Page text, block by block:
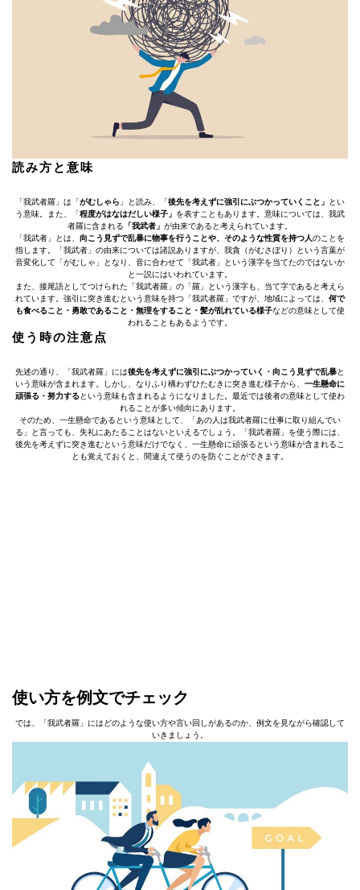
読み⽅と意味
「我武者羅」は「がむしゃら 」と読み、「後先を考えずに強引にぶつかっていくこと」
とい
う意味。また、「程度がはなはだしい様子」 を表すこともあります。意味については、我武
者羅に含まれる 「我武者」 が由来であると考えられています。
「我武者」とは、 向こう見ずで乱暴に物事を行うことや、そのような性質を持つ人のことを
指します。「我武者」の由来については諸説ありますが、我貪（がむさぼり）という言葉が
音変化して「がむしゃ」となり、音に合わせて「我武者」という漢字を当てたのではないか
と一説にはいわれています。
また、接尾語としてつけられた「我武者羅」の「羅」という漢字も、当て字であると考えら
れています。強引に突き進むという意味を持つ「我武者羅」ですが、地域によっては、 何で
も食べること・勇敢であること・無理をすること・髪が乱れている様子などの意味として使
われることもあるようです。
使う時の注意点
先述の通り、「我武者羅」には後先を考えずに強引にぶつかっていく・向こう見ずで乱暴と
いう意味が含まれます。しかし、なりふり構わずひたむきに突き進む様子から、 一生懸命に
頑張る・努力する という意味も含まれるようになりました。最近では後者の意味として使わ
れることが多い傾向にあります。
そのため、一生懸命であるという意味として、「あの人は我武者羅に仕事に取り組んでい
る」と言っても、失礼にあたることはないといえるでしょう。「我武者羅」を使う際には、
後先を考えずに突き進むという意味だけでなく、一生懸命に頑張るという意味が含まれるこ
とも覚えておくと、間違えて使うのを防ぐことができます。
使い⽅を例⽂でチェック
では、「我武者羅」にはどのような使い方や言い回しがあるのか、例文を見ながら確認して
いきましょう。